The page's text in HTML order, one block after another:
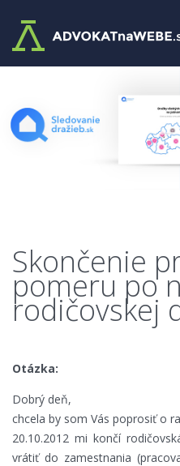
Skončenie
pomeru po
rodičovskej
Otázka:
Dobrý deň,
chcela by som Vás poprosiť o
20.10.2012 mi končí
vrátiť do zamestnania